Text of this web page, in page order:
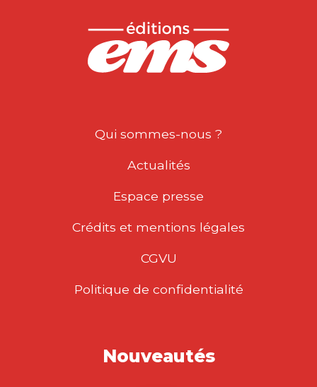
Qui sommes-nous ?
Actualités
Espace presse
Crédits et mentions légales
CGVU
Politique de confidentialité
Nouveautés